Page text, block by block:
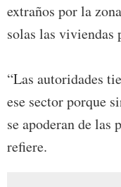
extraños por la
solas las viviendas
“Las autoridades
ese sector porque
se apoderan de las
refiere.